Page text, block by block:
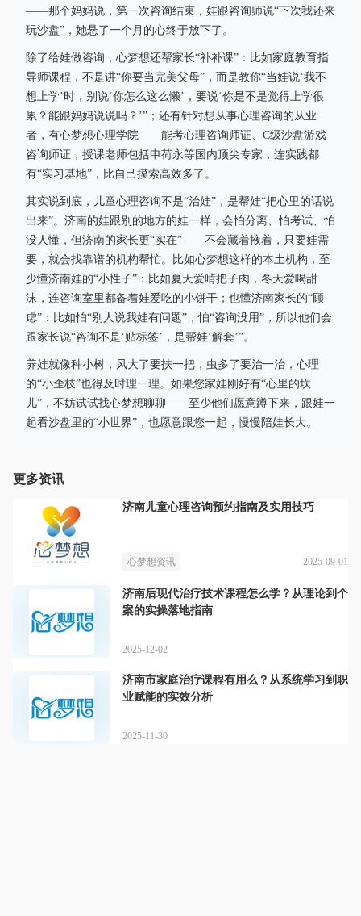
——那个妈妈说，第一次咨询结束，娃跟咨询师说“下次我还来
玩沙盘”，她悬了一个月的心终于放下了。
除了给娃做咨询，心梦想还帮家长“补补课”：比如家庭教育指
导师课程，不是讲“你要当完美父母”，而是教你“当娃说‘我不
想上学’时，别说‘你怎么这么懒’，要说‘你是不是觉得上学很
累？能跟妈妈说说吗？’”；还有针对想从事心理咨询的从业
者，有心梦想心理学院——能考心理咨询师证、C级沙盘游戏
咨询师证，授课老师包括申荷永等国内顶尖专家，连实践都
有“实习基地”，比自己摸索高效多了。
其实说到底，儿童心理咨询不是“治娃”，是帮娃“把心里的话说
出来”。济南的娃跟别的地方的娃一样，会怕分离、怕考试、怕
没人懂，但济南的家长更“实在”——不会藏着掖着，只要娃需
要，就会找靠谱的机构帮忙。比如心梦想这样的本土机构，至
少懂济南娃的“小性子”：比如夏天爱啃把子肉，冬天爱喝甜
沫，连咨询室里都备着娃爱吃的小饼干；也懂济南家长的“顾
虑”：比如怕“别人说我娃有问题”，怕“咨询没用”，所以他们会
跟家长说“咨询不是‘贴标签’，是帮娃‘解套’”。
养娃就像种小树，风大了要扶一把，虫多了要治一治，心理
的“小歪枝”也得及时理一理。如果您家娃刚好有“心里的坎
儿”，不妨试试找心梦想聊聊——至少他们愿意蹲下来，跟娃一
起看沙盘里的“小世界”，也愿意跟您一起，慢慢陪娃长大。
更多资讯
济南儿童心理咨询预约指南及实用技巧
心梦想资讯 2025-09-01
济南后现代治疗技术课程怎么学？从理论到个
案的实操落地指南
2025-12-02
济南市家庭治疗课程有用么？从系统学习到职
业赋能的实效分析
2025-11-30